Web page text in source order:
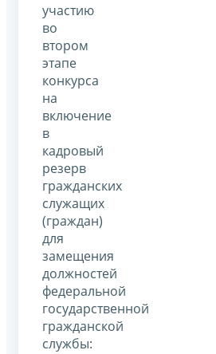
участию
во
втором
этапе
конкурса
на
включение
в
кадровый
резерв
гражданских
служащих
(граждан)
для
замещения
должностей
федеральной
государственной
гражданской
службы: